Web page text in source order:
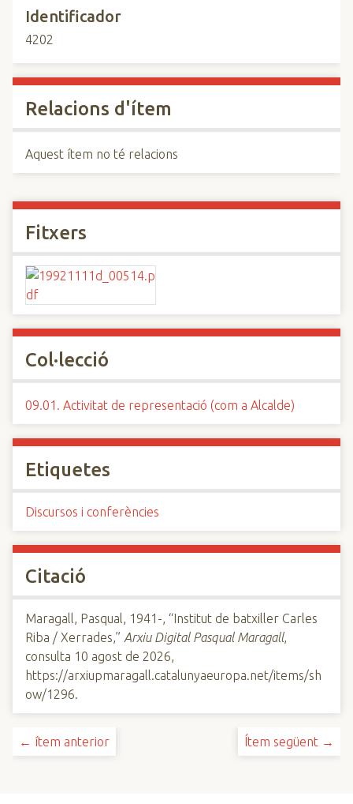
Identificador
4202
Relacions d'ítem
Aquest ítem no té relacions
Fitxers
Col·lecció
09.01. Activitat de representació (com a Alcalde)
Etiquetes
Discursos i conferències
Citació
Maragall, Pasqual, 1941-, “Institut de batxiller Carles
Riba / Xerrades,” Arxiu Digital Pasqual Maragall,
consulta 10 agost de 2026,
https://arxiupmaragall.catalunyaeuropa.net/items/sh
ow/1296.
← ítem anterior Ítem següent →